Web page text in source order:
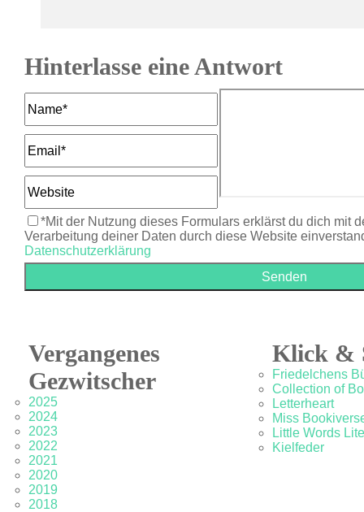
Hinterlasse eine Antwort
*Mit der Nutzung dieses Formulars erklärst du dich mit
Verarbeitung deiner Daten durch diese Website
Datenschutzerklärung
Vergangenes
Gezwitscher
2025
2024
2023
2022
2021
2020
2019
2018
Klick &
Friedelchens
Collection of
Letterheart
Miss
Little Words
Kielfeder